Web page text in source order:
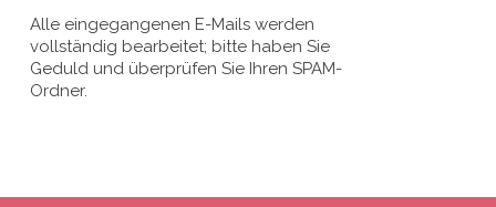
Alle eingegangenen E-Mails werden
vollständig bearbeitet; bitte haben Sie
Geduld und überprüfen Sie Ihren SPAM-
Ordner.